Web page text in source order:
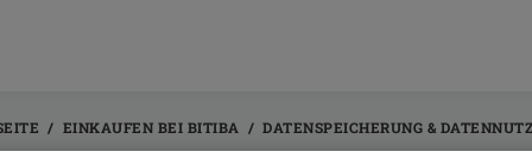
EINKAUFEN BEI BITIBA DATENSPEICHERUNG &